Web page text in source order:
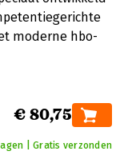
moderne hbo-
€ 80,75
| Gratis verzonden